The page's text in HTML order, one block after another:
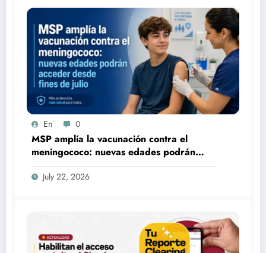
En 0
MSP amplía la vacunación contra el
meningococo: nuevas edades podrán
acceder desde fines de julio
July 22, 2026